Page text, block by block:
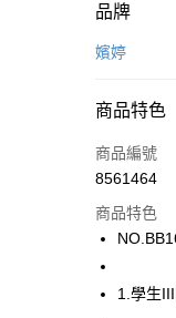
付款方式
信用卡一次
街口支付
ATM付款
運送方式
品牌
嬪婷
商品特色
商品編號
8561464
商品特色
1.學生